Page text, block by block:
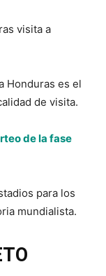
visita a
Honduras es el
de visita.
de la fase
para los
mundialista.